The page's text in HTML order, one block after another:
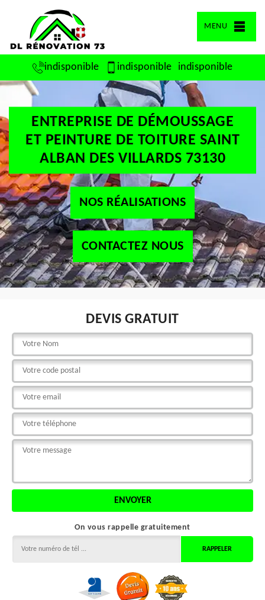
MENU
indisponible indisponible indisponible
ENTREPRISE DE DÉMOUSSAGE
ET PEINTURE DE TOITURE SAINT
ALBAN DES VILLARDS 73130
NOS RÉALISATIONS
CONTACTEZ NOUS
DEVIS GRATUIT
On vous rappelle gratuitement